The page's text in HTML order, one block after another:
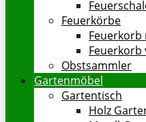
Feuerkörbe
Feuerkorb
Feuerkorb
Obstsammler
Gartenmöbel
Gartentisch
Holz